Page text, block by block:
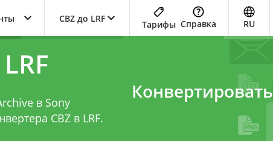
CBZ до LRF
Тарифы Справка RU
в Sony
CBZ в LRF.
Конвертировать